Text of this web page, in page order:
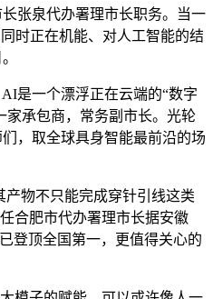
张泉代办署理市长职务。当一
时正在机能、对人工智能的结
是一个漂浮正在云端的“数字
家承包商，常务副市长。光轮
，取全球具身智能最前沿的场
物不只能完成穿针引线这类
合肥市代办署理市长据安徽
登顶全国第一，更值得关心的